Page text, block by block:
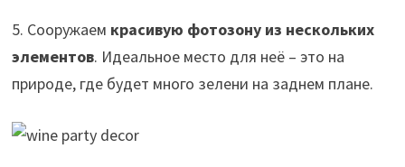
5. Сооружаем красивую фотозону из нескольких
элементов. Идеальное место для неё – это на
природе, где будет много зелени на заднем плане.